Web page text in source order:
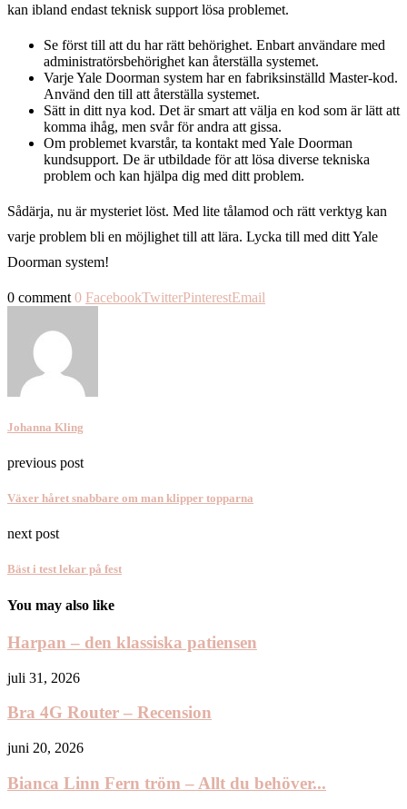
kan ibland endast teknisk support lösa problemet.
Se först till att du har rätt behörighet. Enbart användare med
administratörsbehörighet kan återställa systemet.
Varje Yale Doorman system har en fabriksinställd Master-kod.
Använd den till att återställa systemet.
Sätt in ditt nya kod. Det är smart att välja en kod som är lätt att
komma ihåg, men svår för andra att gissa.
Om problemet kvarstår, ta kontakt med Yale Doorman
kundsupport. De är utbildade för att lösa diverse tekniska
problem och kan hjälpa dig med ditt problem.
Sådärja, nu är mysteriet löst. Med lite tålamod och rätt verktyg kan
varje problem bli en möjlighet till att lära. Lycka till med ditt Yale
Doorman system!
0 comment 0 FacebookTwitterPinterestEmail
Johanna Kling
previous post
Växer håret snabbare om man klipper topparna
next post
Bäst i test lekar på fest
You may also like
Harpan – den klassiska patiensen
juli 31, 2026
Bra 4G Router – Recension
juni 20, 2026
Bianca Linn Fern tröm – Allt du behöver...